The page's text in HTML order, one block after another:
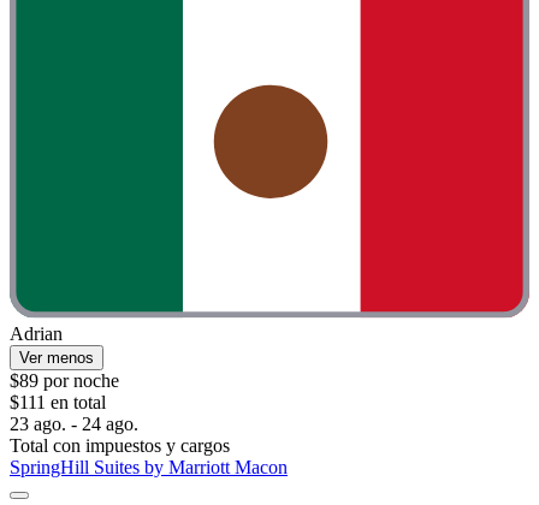
Adrian
Ver menos
$89 por noche
$111 en total
23 ago. - 24 ago.
Total con impuestos y cargos
SpringHill Suites by Marriott Macon